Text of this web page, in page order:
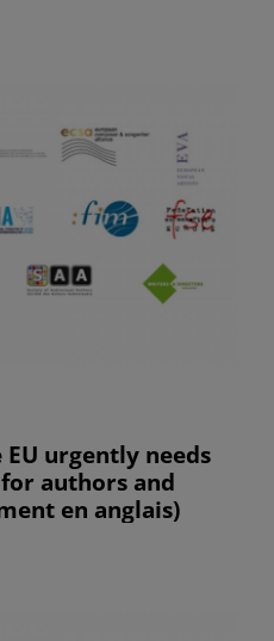
urgently needs
authors and
en anglais)